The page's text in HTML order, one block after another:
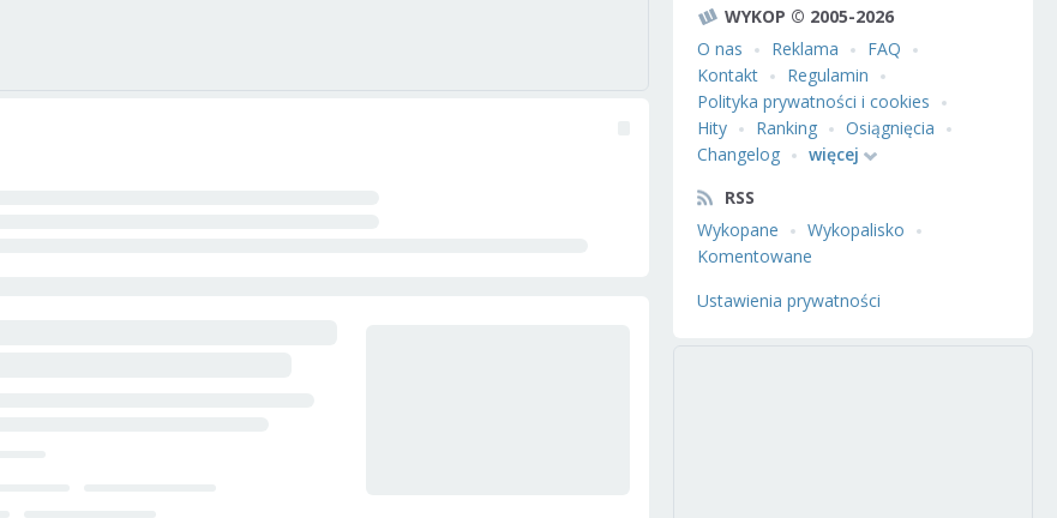
WYKOP © 2005-2026
O nas
Reklama
FAQ
Kontakt
Regulamin
Polityka prywatności i cookies
Hity
Ranking
Osiągnięcia
Changelog
więcej
RSS
Wykopane
Wykopalisko
Komentowane
Ustawienia prywatności